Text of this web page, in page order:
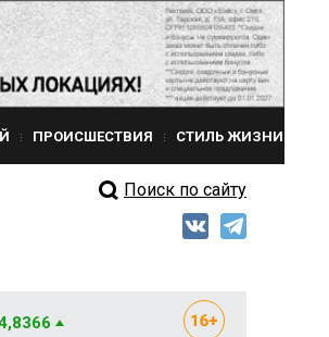
ПРОИСШЕСТВИЯ СТИЛЬ ЖИЗНИ
Поиск по сайту